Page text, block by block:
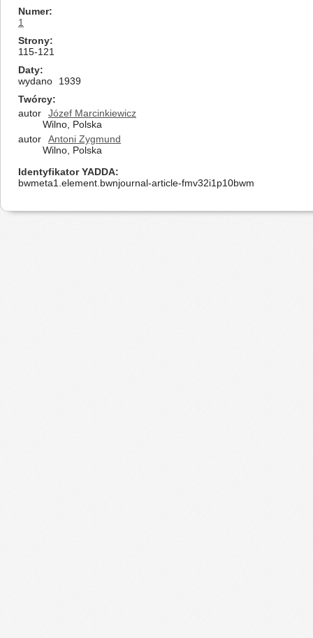
Numer
1
Strony
115-121
Daty
wydano
1939
Twórcy
autor
Józef Marcinkiewicz
Wilno, Polska
autor
Antoni Zygmund
Wilno, Polska
Identyfikator YADDA
bwmeta1.element.bwnjournal-article-fmv32i1p10bwm